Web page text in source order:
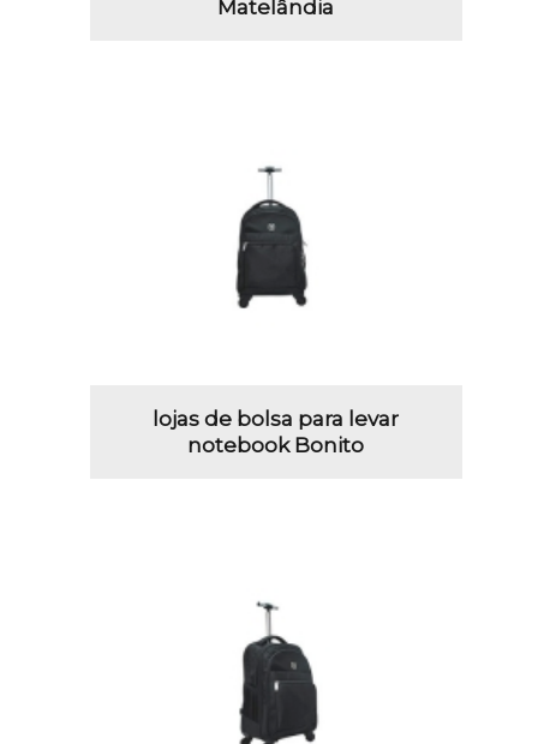
Matelândia
lojas de bolsa para levar
notebook Bonito